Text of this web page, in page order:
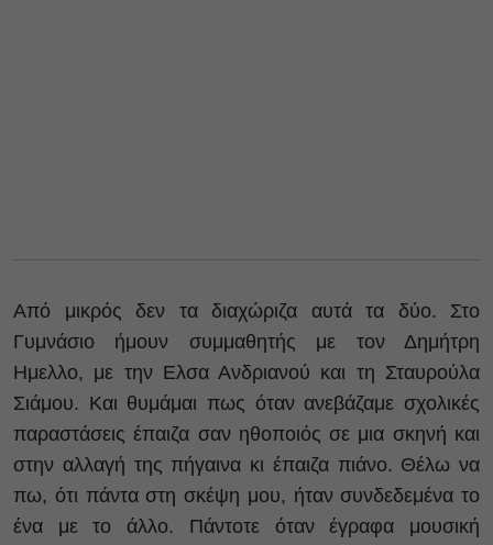
Από μικρός δεν τα διαχώριζα αυτά τα δύο. Στο
Γυμνάσιο ήμουν συμμαθητής με τον Δημήτρη
Ημελλο, με την Ελσα Ανδριανού και τη Σταυρούλα
Σιάμου. Και θυμάμαι πως όταν ανεβάζαμε σχολικές
παραστάσεις έπαιζα σαν ηθοποιός σε μια σκηνή και
στην αλλαγή της πήγαινα κι έπαιζα πιάνο. Θέλω να
πω, ότι πάντα στη σκέψη μου, ήταν συνδεδεμένα το
ένα με το άλλο. Πάντοτε όταν έγραφα μουσική